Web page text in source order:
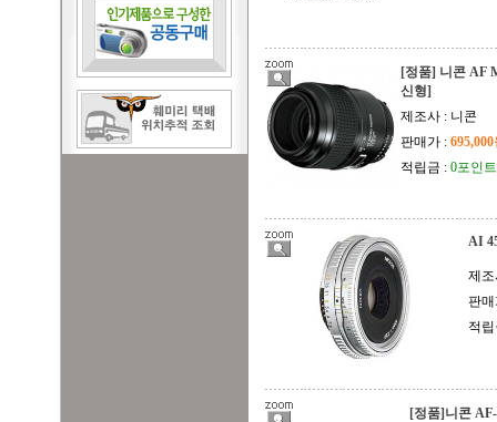
[정품] 니콘 AF
신형]
제조사 : 니콘
판매가 :
적립금 : 0포인트
AI
제
판
적
[정품]니콘